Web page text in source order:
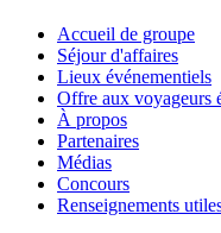
Accueil de groupe
Séjour d'affaires
Lieux événementiels
Offre aux voyageurs
À propos
Partenaires
Médias
Concours
Renseignements